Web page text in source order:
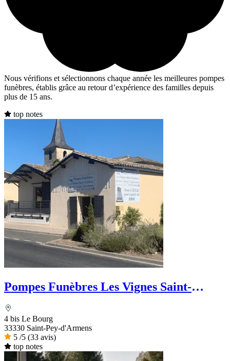
Nous vérifions et sélectionnons chaque année les meilleures pompes
funèbres, établis grâce au retour d’expérience des familles depuis
plus de 15 ans.
top notes
Pompes Funèbres Les Vignes Saint-
4 bis Le Bourg
33330 Saint-Pey-d'Armens
5 /5 (33 avis)
top notes